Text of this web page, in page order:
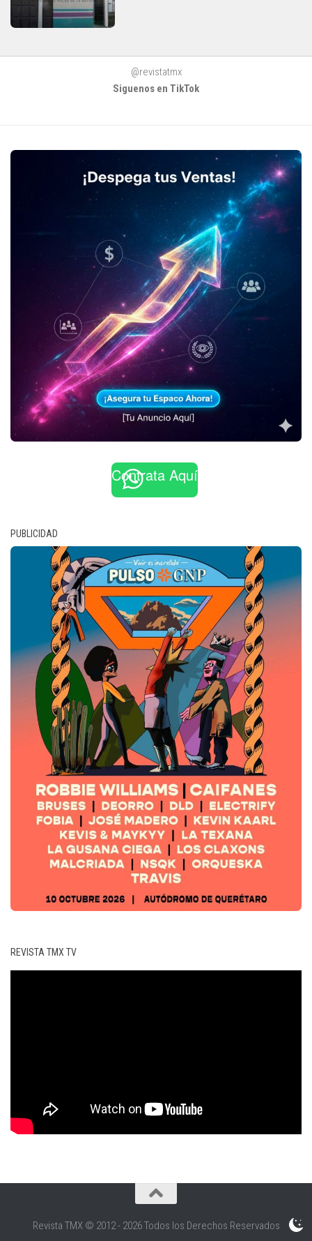
@revistatmx
Siguenos en TikTok
Contrata Aquí
PUBLICIDAD
REVISTA TMX TV
Revista TMX © 2012 - 2026 Todos los Derechos Reservados